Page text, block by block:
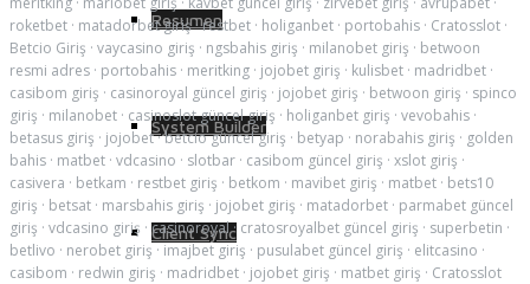
Resumen
System Builder
Client Sync
roketbet · matadorbet giriş·restbet · holiganbet · portobahis · Cratosslot ·
Betcio Giriş · vaycasino giriş · ngsbahis giriş · milanobet giriş · betwoon
resmi adres · portobahis · meritking · jojobet giriş · kulisbet · madridbet ·
casibom giriş · casinoroyal güncel giriş · jojobet giriş · betwoon giriş · spinco
giriş · milanobet · casinoslot güncel giriş · holiganbet giriş · vevobahis ·
betasus giriş · jojobet·betcio güncel giriş · betyap · norabahis giriş · golden
bahis · matbet · vdcasino · slotbar · casibom güncel giriş · xslot giriş ·
casivera · betkam · restbet giriş · betkom · mavibet giriş · matbet · bets10
giriş · betsat · marsbahis giriş · jojobet giriş · matadorbet · parmabet güncel
giriş · vdcasino giriş · casinoroyal· cratosroyalbet güncel giriş · superbetin ·
betlivo · nerobet giriş · imajbet giriş · pusulabet güncel giriş · elitcasino ·
casibom · redwin giriş · madridbet · jojobet giriş · matbet giriş · Cratosslot